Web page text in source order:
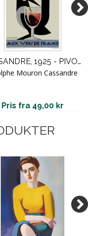
CASSANDRE, 1925 - PIVOLO
Mouron Cassandre
Pris fra 49,00 kr